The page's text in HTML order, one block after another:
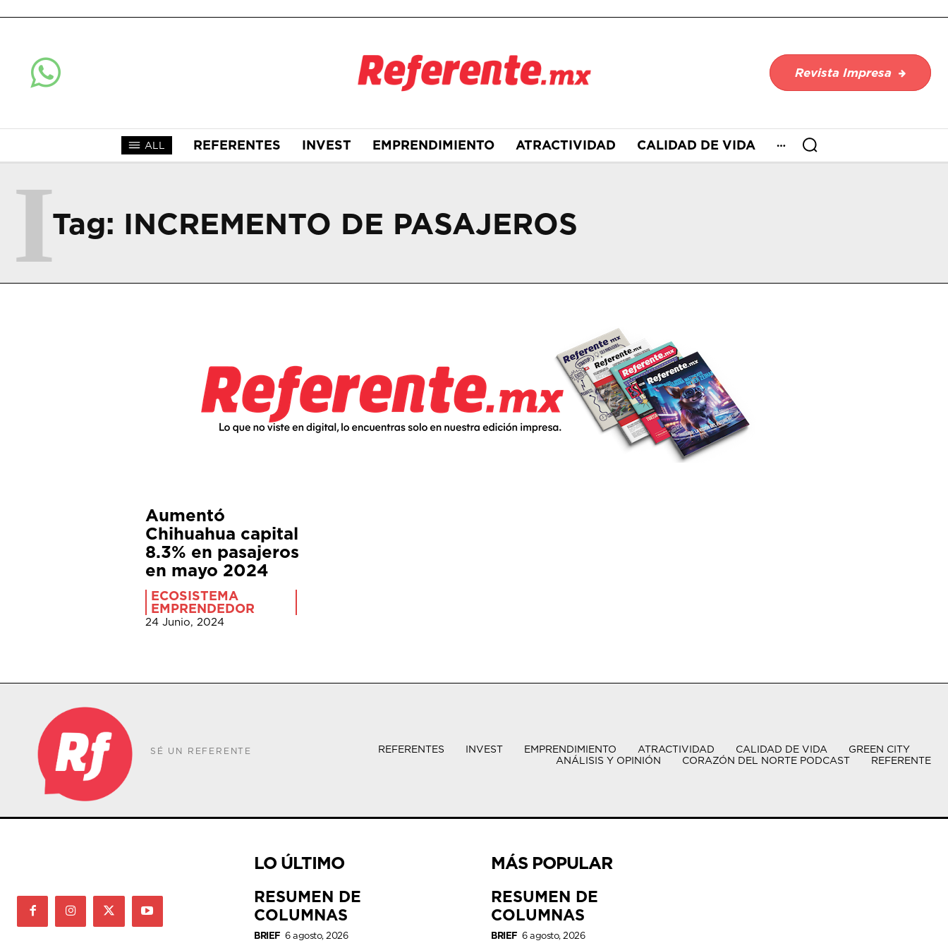
Revista Impresa
ALL REFERENTES INVEST EMPRENDIMIENTO ATRACTIVIDAD CALIDAD DE VIDA
Tag: INCREMENTO DE PASAJEROS
I
Aumentó
Chihuahua capital
8.3% en pasajeros
en mayo 2024
ECOSISTEMA
EMPRENDEDOR
24 Junio, 2024
SÉ UN REFERENTE REFERENTES INVEST EMPRENDIMIENTO ATRACTIVIDAD CALIDAD DE VIDA
GREEN CITY
ANÁLISIS Y OPINIÓN
CORAZÓN DEL NORTE PODCAST REFERENTE
LO ÚLTIMO
RESUMEN DE
COLUMNAS
BRIEF 6 agosto, 2026
MÁS POPULAR
RESUMEN DE
COLUMNAS
BRIEF 6 agosto, 2026